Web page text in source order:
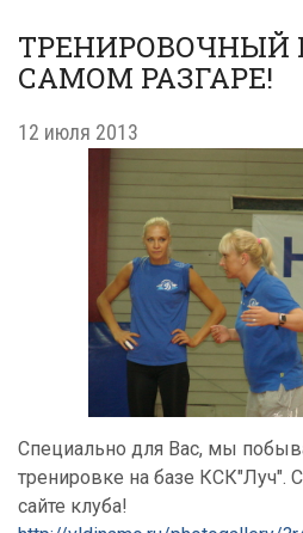
ТРЕНИРОВОЧНЫЙ
САМОМ РАЗГАРЕ!
12 июля 2013
Специально для Вас, мы
тренировке на базе КСК"Луч".
сайте клуба!